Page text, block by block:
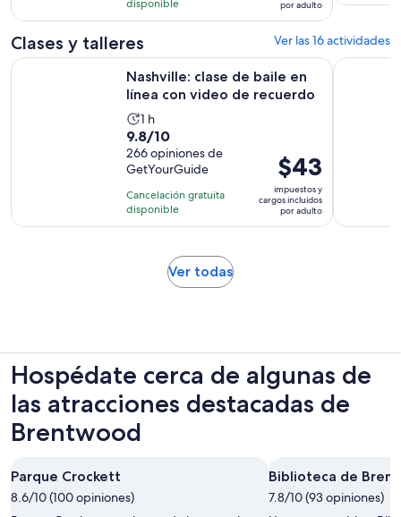
991
opiniones
disponible
de
por
por adulto
Clases y talleres Ver las 16 actividades
Nashville: clase de baile en
línea con video de recuerdo
La
actividad
dura
1
hora
1 h
9.8
de
10
con
266
opiniones
9.8/10
266 opiniones de
GetYourGuide
Cancelación gratuita
disponible
El
precio
es
de
$43
impuestos y
cargos incluidos
por adulto
Nashville: clase de baile en línea con video de recuerdo Se
Ver todasSe
Hospédate cerca de algunas de
las atracciones destacadas de
Brentwood
Parque Crockett
8.6/10 (100 opiniones)
Biblioteca de
7.8/10 (93 opiniones)